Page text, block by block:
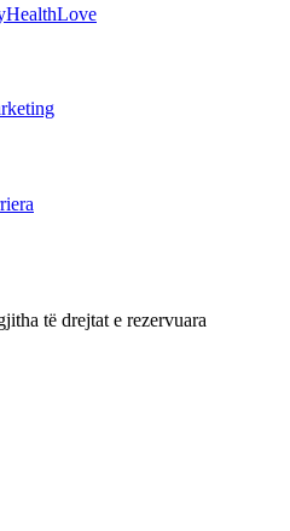
HealthLove
të drejtat e rezervuara